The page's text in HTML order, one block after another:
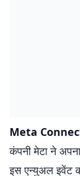
Meta
कंपनी मेटा ने
इस एन्युअल इवेंट